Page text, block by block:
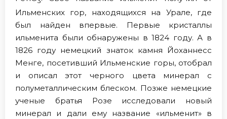
Ильменских гор, находящихся на Урале, где
был найден впервые. Первые кристаллы
ильменита были обнаружены в 1824 году. А в
1826 году немецкий знаток камня Йоханнесс
Менге, посетивший Ильменские горы, отобрал
и описал этот черного цвета минерал с
полуметаллическим блеском. Позже немецкие
ученые братья Розе исследовали новый
минерал и дали ему название «ильменит» в